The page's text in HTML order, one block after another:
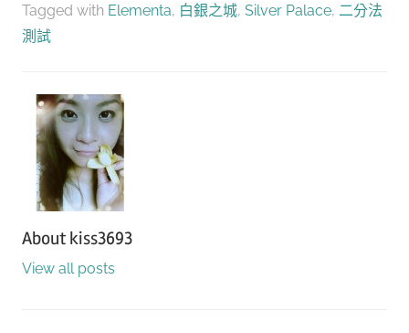
Tagged with Elementa, 白銀之城, Silver Palace, 二分法
測試
About kiss3693
View all posts